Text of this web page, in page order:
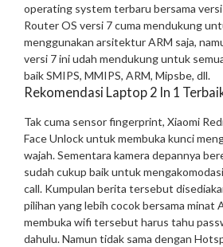
operating system terbaru bersama
Router OS versi 7 cuma mendukung
menggunakan arsitektur ARM saja,
versi 7 ini udah mendukung untuk
baik SMIPS, MMIPS, ARM, Mipsbe, dll.
Rekomendasi Laptop 2 In 1
Tak cuma sensor fingerprint, Xiaomi
Face Unlock untuk membuka kunci
wajah. Sementara kamera depannya
sudah cukup baik untuk
call. Kumpulan berita tersebut
pilihan yang lebih cocok bersama minat
membuka wifi tersebut harus tahu
dahulu. Namun tidak sama dengan